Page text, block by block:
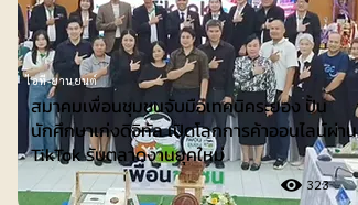
ไอที-ยานยนต์
สมาคมเพื่อนชุมชนจับมือเทคนิคระยอง ปั้น
นักศึกษาเก่งดิจิทัล เปิดโลกการค้าออนไลน์ผ่าน
TikTok รับตลาดงานยุคใหม่
323